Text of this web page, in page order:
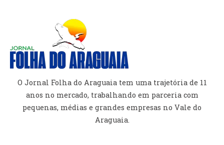
O Jornal Folha do Araguaia tem uma trajetória de 11
anos no mercado, trabalhando em parceria com
pequenas, médias e grandes empresas no Vale do
Araguaia.